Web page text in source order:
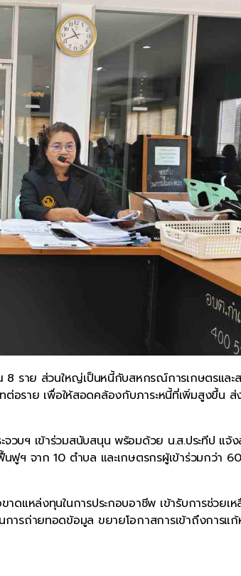
ราย ส่วนใหญ่เป็นหนี้กับสหกรณ์การเกษตรและ
ต่อราย เพื่อให้สอดคล้องกับภาระหนี้ที่เพิ่มสูงขึ้น ส่
บฯ เข้าร่วมสนับสนุน พร้อมด้วย น.ส.ประทีป แจ้
ฯ จาก 10 ตำบล และเกษตรกรผู้เข้าร่วมกว่า
แหล่งทุนในการประกอบอาชีพ เข้ารับการช่วยเ
การถ่ายทอดข้อมูล ขยายโอกาสการเข้าถึงการแ